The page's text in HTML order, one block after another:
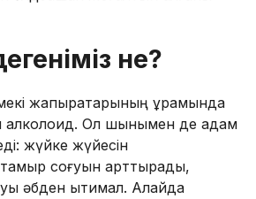
не?
жапырақтарының құрамында
алколоид. Ол шынымен де адам
жүйке жүйесін
соғуын арттырады,
әбден ықтимал. Алайда